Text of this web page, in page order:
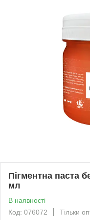
Пігментна паста
мл
В наявності
Код: 076072
Тільки